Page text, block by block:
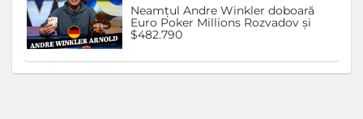
Neamțul Andre Winkler doboară
Euro Poker Millions Rozvadov și
$482.790